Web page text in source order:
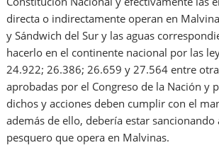
directa o indirectamente operan en
y Sándwich del Sur y las aguas
hacerlo en el continente nacional por las
24.922; 26.386; 26.659 y 27.564 entre
aprobadas por el Congreso de la Nación y
dichos y acciones deben cumplir con el
además de ello, debería estar
pesquero que opera en Malvinas.